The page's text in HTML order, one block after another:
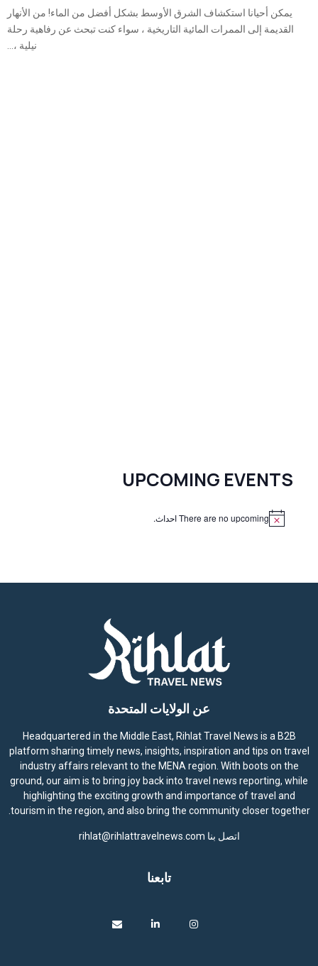
يمكن أحيانا استكشاف الشرق الأوسط بشكل أفضل من الماء! من الأنهار
القديمة إلى الممرات المائية التاريخية ، سواء كنت تبحث عن رفاهية رحلة
نيلية ،...
UPCOMING EVENTS
There are no upcoming احداث.
عن الولايات المتحدة
Headquartered in the Middle East, Rihlat Travel News is a B2B
platform sharing timely news, insights, inspiration and tips on travel
industry affairs relevant to the MENA region. With boots on the
ground, our aim is to bring joy back into travel news reporting, while
highlighting the exciting growth and importance of travel and
tourism in the region, and also bring the community closer together.
اتصل بنا rihlat@rihlattravelnews.com
تابعنا